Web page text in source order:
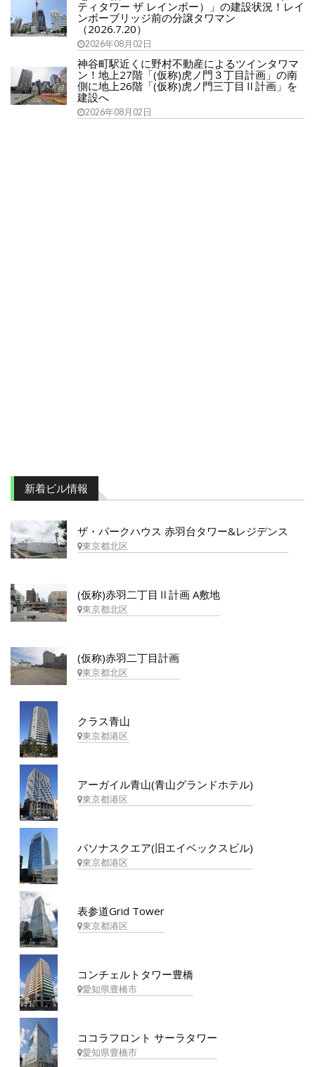
ティタワー ザ レインボー）」の建設状況！レイ
ンボーブリッジ前の分譲タワマン
（2026.7.20）
2026年08月02日
神谷町駅近くに野村不動産によるツインタワマ
ン！地上27階「(仮称)虎ノ門３丁目計画」の南
側に地上26階「(仮称)虎ノ門三丁目Ⅱ計画」を
建設へ
2026年08月02日
新着ビル情報
ザ・パークハウス 赤羽台タワー&レジデンス
東京都北区
(仮称)赤羽二丁目Ⅱ計画 A敷地
東京都北区
(仮称)赤羽二丁目計画
東京都北区
クラス青山
東京都港区
アーガイル青山(青山グランドホテル)
東京都港区
パソナスクエア(旧エイベックスビル)
東京都港区
表参道Grid Tower
東京都港区
コンチェルトタワー豊橋
愛知県豊橋市
ココラフロント サーラタワー
愛知県豊橋市